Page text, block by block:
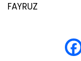
FAYRUZ